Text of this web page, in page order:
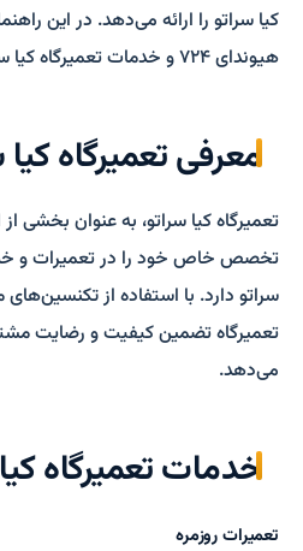
کیا سراتو را ارائه می‌دهد. در این
هیوندای ۷۲۴ و خدمات تعمیرگاه کیا سراتو آشنا خواهید شد.
معرفی تعمیرگاه کیا
تخصص خاص خود را در تعمیرات و
سراتو دارد. با استفاده از
تعمیرگاه تضمین کیفیت و رضایت
می‌دهد.
خدمات تعمیرگاه
تعمیرات روزمره